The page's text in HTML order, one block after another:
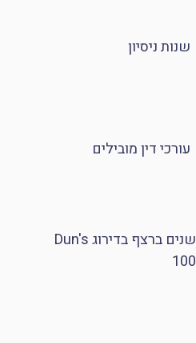
שנותניסיון
עורכי דין מובילים
שנים ברצף
בדירוג Dun's
100